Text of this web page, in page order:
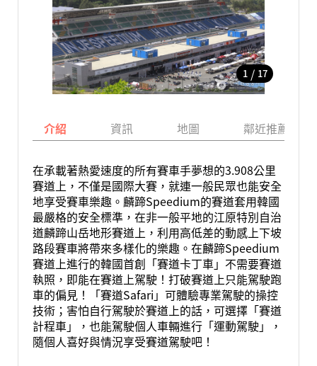
1 / 17
介紹 資訊 地圖 鄰近推薦景點
在承載著熱愛速度的所有賽車手夢想的3.908公里
賽道上，不僅是國際大賽，就連一般民眾也能安全
地享受賽車樂趣。麟蹄Speedium的賽道套用韓國
最嚴格的安全標準，在非一般平地的江原特別自治
道麟蹄山岳地形賽道上，利用高低差的動感上下坡
路段賽車將帶來多樣化的樂趣。在麟蹄Speedium
賽道上進行的韓國首創「賽道卡丁車」不需要賽道
執照，即能在賽道上駕駛！打破賽道上只能駕駛跑
車的偏見！「賽道Safari」可體驗專業駕駛的操控
技術；害怕自行駕駛於賽道上的話，可選擇「賽道
計程車」，也能駕駛個人車輛進行「運動駕駛」，
隨個人喜好與情況享受賽道駕駛吧！